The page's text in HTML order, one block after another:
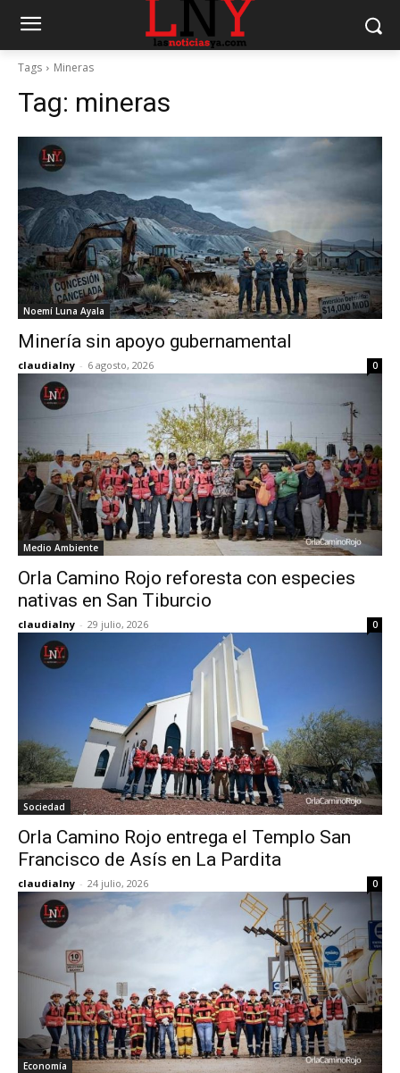
Tags Mineras
Tag: mineras
Noemí Luna Ayala
Minería sin apoyo gubernamental
claudialny - 6 agosto, 2026 0
Medio Ambiente
Orla Camino Rojo reforesta con especies
nativas en San Tiburcio
claudialny - 29 julio, 2026 0
Sociedad
Orla Camino Rojo entrega el Templo San
Francisco de Asís en La Pardita
claudialny - 24 julio, 2026 0
Economía